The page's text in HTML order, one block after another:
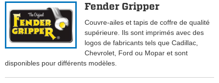
Fender Gripper
Couvre-ailes et tapis de coffre de qualité
supérieure. Ils sont imprimés avec des
logos de fabricants tels que Cadillac,
Chevrolet, Ford ou Mopar et sont
disponibles pour différents modèles.